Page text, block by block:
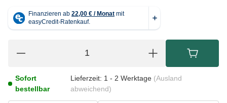
Sofort
bestellbar
Lieferzeit: 1 - 2 Werktage (Ausland
abweichend)